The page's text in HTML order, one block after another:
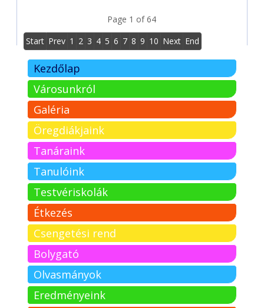
Page 1 of 64
Start Prev 1 2 3 4 5 6 7 8 9 10 Next End
Kezdőlap
Városunkról
Galéria
Öregdiákjaink
Tanáraink
Tanulóink
Testvériskolák
Étkezés
Csengetési rend
Bolygató
Olvasmányok
Eredményeink